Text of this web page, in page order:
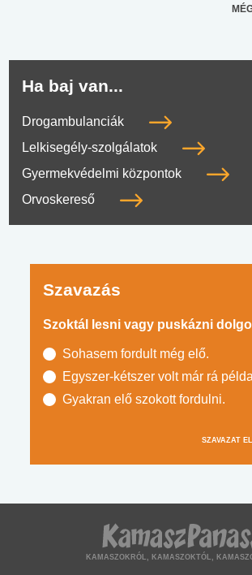
Ha baj van...
Drogambulanciák
Lelkisegély-szolgálatok
Gyermekvédelmi központok
Orvoskereső
Szavazás
Szoktál lesni vagy puskázni
Sohasem fordult még elő.
Egyszer-kétszer volt már rá
Gyakran elő szokott fordulni.
SZAVAZAT
KAMASZOKRÓL, KAMASZOKTÓL,